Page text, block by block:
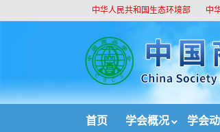
中华人民共和国生态环境部 中
首页 学会概况 学会
//